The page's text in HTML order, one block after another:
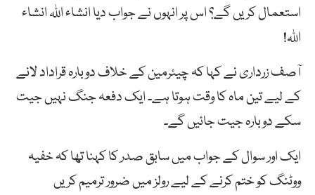
استعمال کریں گے؟ اس پر انہوں نے جواب دیا انشاء اللہ انشاء
اللہ!
آصف زرداری نے کہا کہ چیئرمین کے خلاف دوبارہ قراداد لانے
کے لیے تین ماہ کا وقت ہوتا ہے۔ ایک دفعہ جنگ نہیں جیت
سکے دوبارہ جیت جائیں گے۔
ایک اور سوال کے جواب میں سابق صدر کا کہنا تھا کہ خفیہ
ووٹنگ کو ختم کرنے کے لیے رولز میں ضرور ترمیم کریں